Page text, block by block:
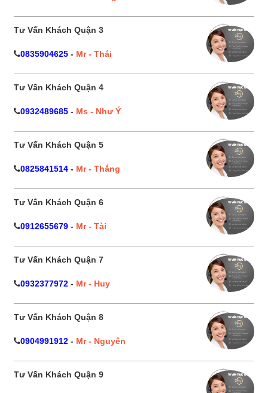
Tư Vấn Khách Quận 3
0835904625 - Mr - Thái
Tư Vấn Khách Quận 4
0932489685 - Ms - Như Ý
Tư Vấn Khách Quận 5
0825841514 - Mr - Thắng
Tư Vấn Khách Quận 6
0912655679 - Mr - Tài
Tư Vấn Khách Quận 7
0932377972 - Mr - Huy
Tư Vấn Khách Quận 8
0904991912 - Mr - Nguyên
Tư Vấn Khách Quận 9